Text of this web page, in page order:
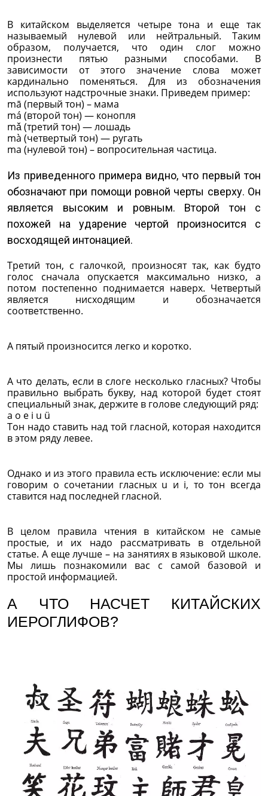
В китайском выделяется четыре тона и еще так
называемый нулевой или нейтральный. Таким
образом, получается, что один слог можно
произнести пятью разными способами. В
зависимости от этого значение слова может
кардинально поменяться. Для из обозначения
используют надстрочные знаки. Приведем пример:
mā (первый тон) – мама
má (второй тон) — конопля
mǎ (третий тон) — лошадь
mà (четвертый тон) — ругать
ma (нулевой тон) – вопросительная частица.
Из приведенного примера видно, что первый тон
обозначают при помощи ровной черты сверху. Он
является высоким и ровным. Второй тон с
похожей на ударение чертой произносится с
восходящей интонацией.
Третий тон, с галочкой, произносят так, как будто
голос сначала опускается максимально низко, а
потом постепенно поднимается наверх. Четвертый
является нисходящим и обозначается
соответственно.
А пятый произносится легко и коротко.
А что делать, если в слоге несколько гласных? Чтобы
правильно выбрать букву, над которой будет стоят
специальный знак, держите в голове следующий ряд:
a o e i u ü
Тон надо ставить над той гласной, которая находится
в этом ряду левее.
Однако и из этого правила есть исключение: если мы
говорим о сочетании гласных u и i, то тон всегда
ставится над последней гласной.
В целом правила чтения в китайском не самые
простые, и их надо рассматривать в отдельной
статье. А еще лучше – на занятиях в языковой школе.
Мы лишь познакомили вас с самой базовой и
простой информацией.
А ЧТО НАСЧЕТ КИТАЙСКИХ
ИЕРОГЛИФОВ?